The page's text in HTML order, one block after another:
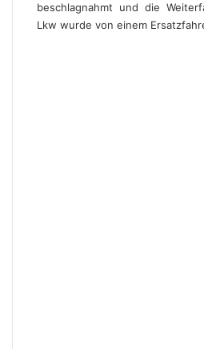
beschlagnahmt und die
Lkw wurde von einem